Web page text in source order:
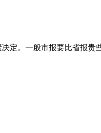
定。一般市报要比省报